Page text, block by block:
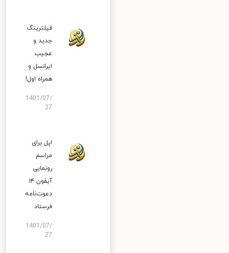
فیلترینگ
جدید و
عجیب
ایرانسل و
همراه اول!
1401/07/
27
اپل برای
مراسم
رونمایی
آیفون ۱۴
دعوت‌نامه
فرستاد
1401/07/
27